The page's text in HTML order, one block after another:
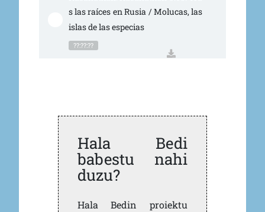
s las raíces en Rusia / Molucas, las
islas de las especias
??:??:??
Hala Bedi
babestu nahi
duzu?
Hala Bedin proiektu